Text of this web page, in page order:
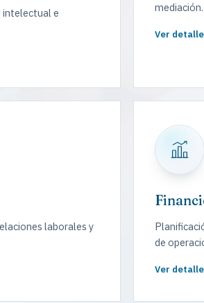
intelectual e
mediación.
Ver
laborales y
de
Ver